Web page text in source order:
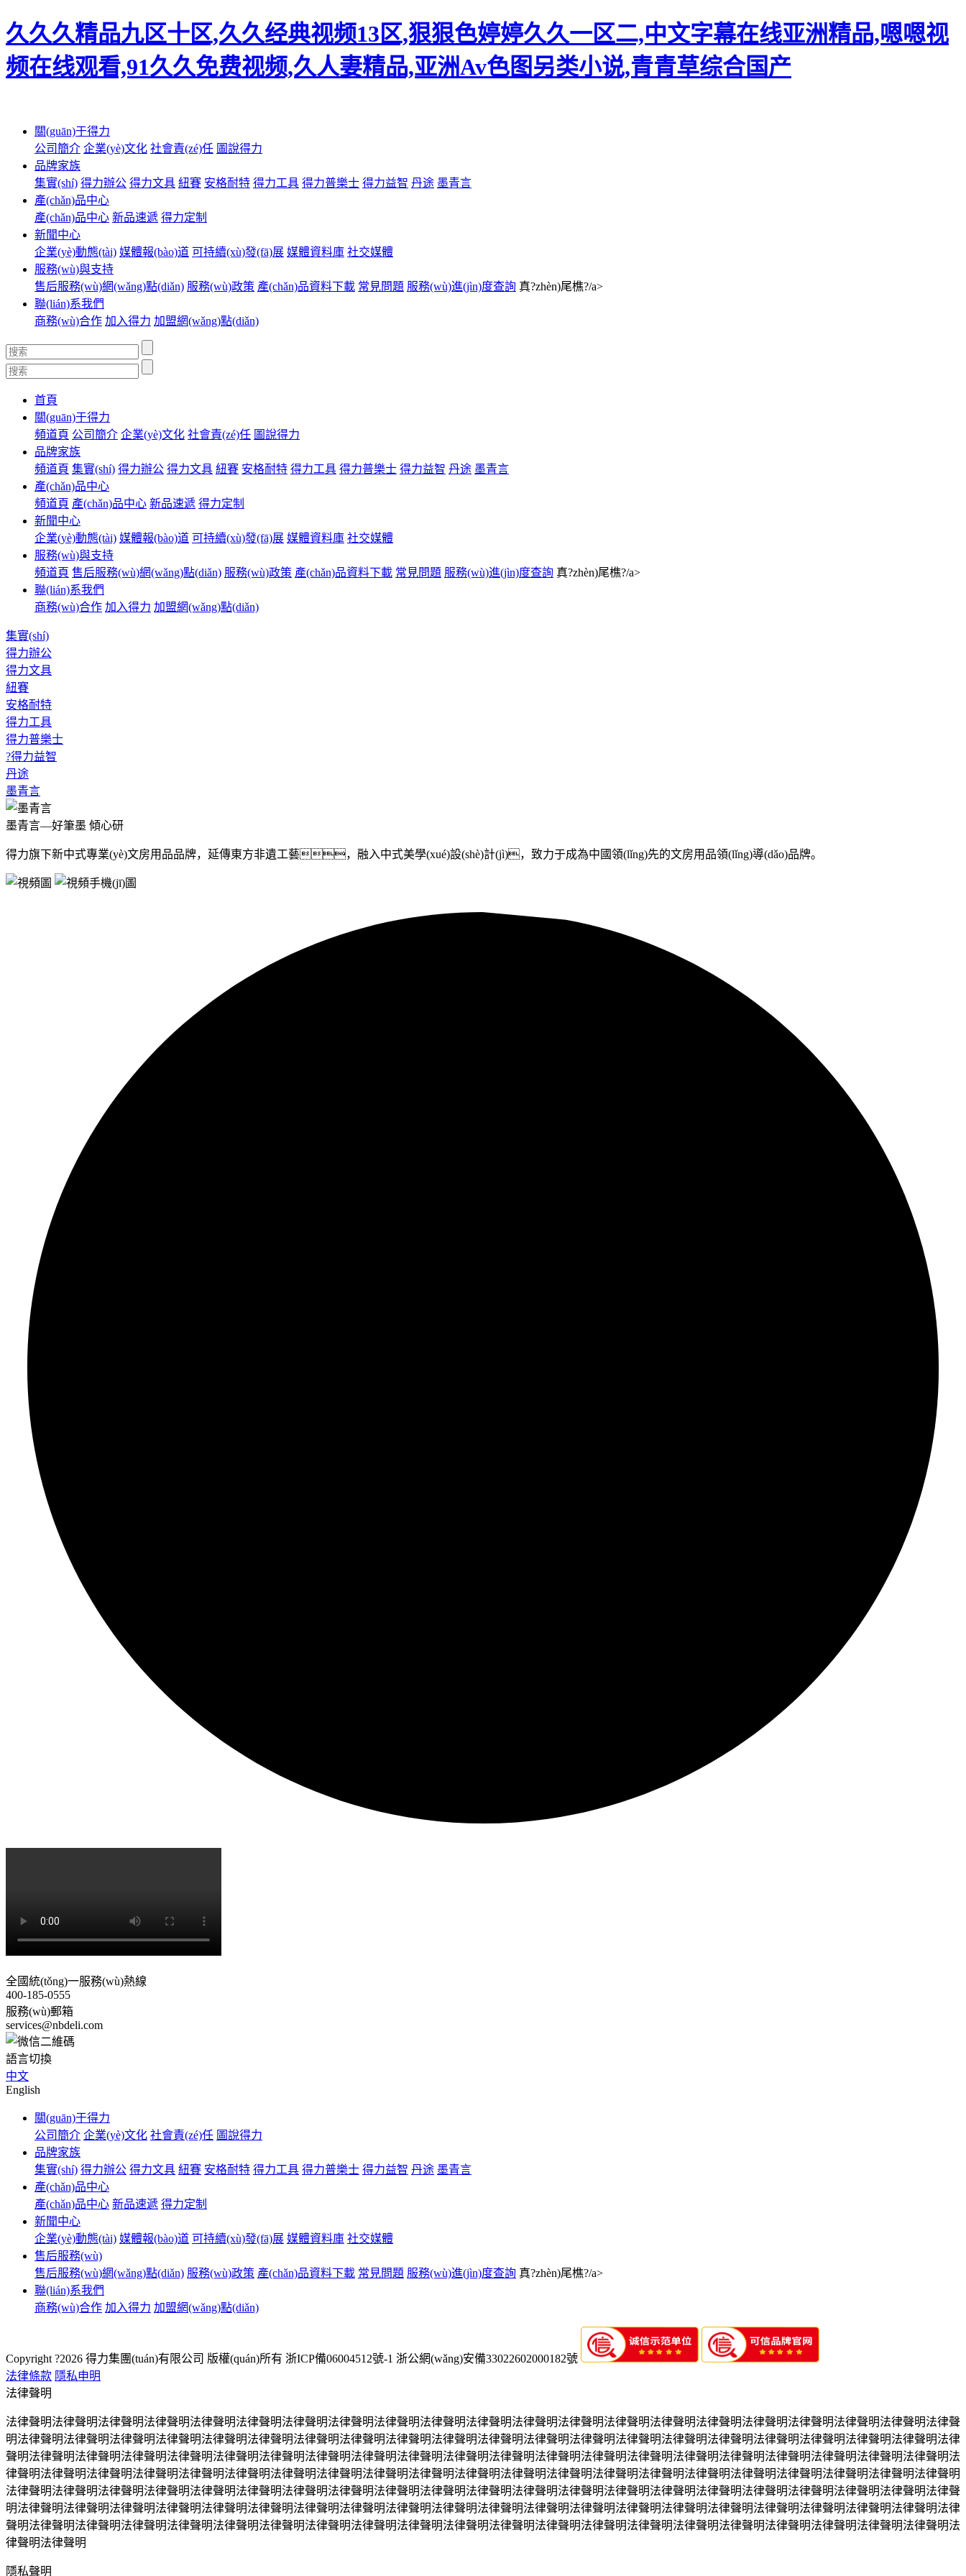
久久久精品九区十区,久久经典视频13区,狠狠色婷婷久久一区二,中文字幕在线亚洲精品,嗯嗯视
频在线观看,91久久免费视频,久人妻精品,亚洲Av色图另类小说,青青草综合国产
關(guān)于得力
公司簡介 企業(yè)文化 社會責(zé)任 圖說得力
品牌家族
集實(shí) 得力辦公 得力文具 紐賽 安格耐特 得力工具 得力普樂士 得力益智 丹途 墨青言
產(chǎn)品中心
產(chǎn)品中心 新品速遞 得力定制
新聞中心
企業(yè)動態(tài) 媒體報(bào)道 可持續(xù)發(fā)展 媒體資料庫 社交媒體
服務(wù)與支持
售后服務(wù)網(wǎng)點(diǎn) 服務(wù)政策 產(chǎn)品資料下載 常見問題 服務(wù)進(jìn)度查詢 真?zhèn)尾樵?/a>
聯(lián)系我們
商務(wù)合作 加入得力 加盟網(wǎng)點(diǎn)
首頁
關(guān)于得力
頻道頁 公司簡介 企業(yè)文化 社會責(zé)任 圖說得力
品牌家族
頻道頁 集實(shí) 得力辦公 得力文具 紐賽 安格耐特 得力工具 得力普樂士 得力益智 丹途 墨青言
產(chǎn)品中心
頻道頁 產(chǎn)品中心 新品速遞 得力定制
新聞中心
企業(yè)動態(tài) 媒體報(bào)道 可持續(xù)發(fā)展 媒體資料庫 社交媒體
服務(wù)與支持
頻道頁 售后服務(wù)網(wǎng)點(diǎn) 服務(wù)政策 產(chǎn)品資料下載 常見問題 服務(wù)進(jìn)度查詢 真?zhèn)尾樵?/a>
聯(lián)系我們
商務(wù)合作 加入得力 加盟網(wǎng)點(diǎn)
集實(shí)
得力辦公
得力文具
紐賽
安格耐特
得力工具
得力普樂士
?得力益智
丹途
墨青言
墨青言—好筆墨 傾心研
得力旗下新中式專業(yè)文房用品品牌，延傳東方非遺工藝，融入中式美學(xué)設(shè)計(jì)，致力于成為中國領(lǐng)先的文房用品領(lǐng)導(dǎo)品牌。
全國統(tǒng)一服務(wù)熱線
400-185-0555
服務(wù)郵箱
services@nbdeli.com
語言切換
中文
English
關(guān)于得力
公司簡介 企業(yè)文化 社會責(zé)任 圖說得力
品牌家族
集實(shí) 得力辦公 得力文具 紐賽 安格耐特 得力工具 得力普樂士 得力益智 丹途 墨青言
產(chǎn)品中心
產(chǎn)品中心 新品速遞 得力定制
新聞中心
企業(yè)動態(tài) 媒體報(bào)道 可持續(xù)發(fā)展 媒體資料庫 社交媒體
售后服務(wù)
售后服務(wù)網(wǎng)點(diǎn) 服務(wù)政策 產(chǎn)品資料下載 常見問題 服務(wù)進(jìn)度查詢 真?zhèn)尾樵?/a>
聯(lián)系我們
商務(wù)合作 加入得力 加盟網(wǎng)點(diǎn)
Copyright ?2026 得力集團(tuán)有限公司 版權(quán)所有 浙ICP備06004512號-1 浙公網(wǎng)安備33022602000182號
法律條款 隱私申明
法律聲明
法律聲明法律聲明法律聲明法律聲明法律聲明法律聲明法律聲明法律聲明法律聲明法律聲明法律聲明法律聲明法律聲明法律聲明法律聲明法律聲明法律聲明法律聲明法律聲明法律聲明法律聲
明法律聲明法律聲明法律聲明法律聲明法律聲明法律聲明法律聲明法律聲明法律聲明法律聲明法律聲明法律聲明法律聲明法律聲明法律聲明法律聲明法律聲明法律聲明法律聲明法律聲明法律
聲明法律聲明法律聲明法律聲明法律聲明法律聲明法律聲明法律聲明法律聲明法律聲明法律聲明法律聲明法律聲明法律聲明法律聲明法律聲明法律聲明法律聲明法律聲明法律聲明法律聲明法
律聲明法律聲明法律聲明法律聲明法律聲明法律聲明法律聲明法律聲明法律聲明法律聲明法律聲明法律聲明法律聲明法律聲明法律聲明法律聲明法律聲明法律聲明法律聲明法律聲明法律聲明
法律聲明法律聲明法律聲明法律聲明法律聲明法律聲明法律聲明法律聲明法律聲明法律聲明法律聲明法律聲明法律聲明法律聲明法律聲明法律聲明法律聲明法律聲明法律聲明法律聲明法律聲
明法律聲明法律聲明法律聲明法律聲明法律聲明法律聲明法律聲明法律聲明法律聲明法律聲明法律聲明法律聲明法律聲明法律聲明法律聲明法律聲明法律聲明法律聲明法律聲明法律聲明法律
聲明法律聲明法律聲明法律聲明法律聲明法律聲明法律聲明法律聲明法律聲明法律聲明法律聲明法律聲明法律聲明法律聲明法律聲明法律聲明法律聲明法律聲明法律聲明法律聲明法律聲明法
律聲明法律聲明
隱私聲明